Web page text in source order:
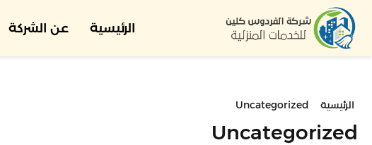
الرئيسية عن الشركة
الرئيسية Uncategorized
Uncategorized